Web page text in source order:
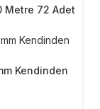
Metre 72 Adet
Kendinden